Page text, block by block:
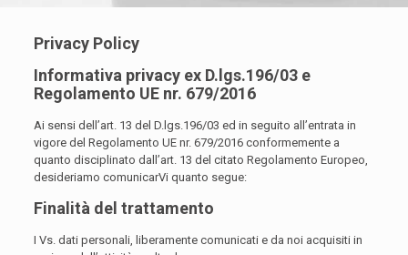
Privacy Policy
Informativa privacy ex D.lgs.196/03 e
Regolamento UE nr. 679/2016
Ai sensi dell’art. 13 del D.lgs.196/03 ed in seguito all’entrata in
vigore del Regolamento UE nr. 679/2016 conformemente a
quanto disciplinato dall’art. 13 del citato Regolamento Europeo,
desideriamo comunicarVi quanto segue:
Finalità del trattamento
I Vs. dati personali, liberamente comunicati e da noi acquisiti in